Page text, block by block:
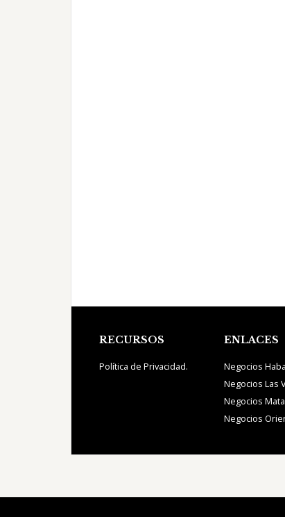
Footer
RECURSOS
Política de Privacidad.
ENLACES
Negocios
Negocios Las
Negocios
Negocios